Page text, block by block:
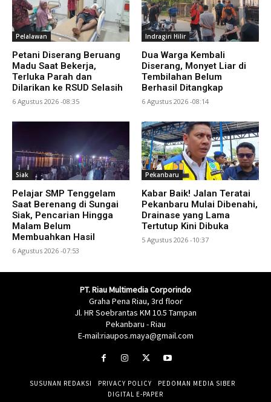
Pelalawan
Petani Diserang Beruang
Madu Saat Bekerja,
Terluka Parah dan
Dilarikan ke RSUD Selasih
6 Agustus 2026 -08:35
Indragiri Hilir
Dua Warga Kembali
Diserang, Monyet Liar di
Tembilahan Belum
Berhasil Ditangkap
6 Agustus 2026 -08:14
Siak
Pelajar SMP Tenggelam
Saat Berenang di Sungai
Siak, Pencarian Hingga
Malam Belum
Membuahkan Hasil
6 Agustus 2026 -07:53
Pekanbaru
Kabar Baik! Jalan Teratai
Pekanbaru Mulai Dibenahi,
Drainase yang Lama
Tertutup Kini Dibuka
5 Agustus 2026 -10:37
PT. Riau Multimedia Corporindo
Graha Pena Riau, 3rd floor
Jl. HR Soebrantas KM 10.5 Tampan
Pekanbaru - Riau
E-mail:riaupos.maya@gmail.com
SUSUNAN REDAKSI PRIVACY POLICY
PEDOMAN MEDIA SIBER
DIGITAL E-PAPER